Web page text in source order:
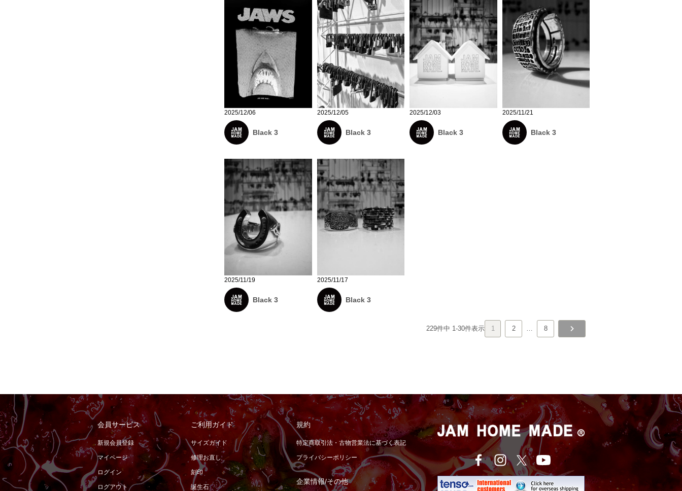
2025/12/06
Black 3
2025/12/05
Black 3
2025/12/03
Black 3
2025/11/21
Black 3
2025/11/19
Black 3
2025/11/17
Black 3
229件中 1 -30件表示 1 2 8
会員サービス
新規会員登録
マイページ
ログイン
ログアウト
ご利用ガイド
サイズガイド
修理お直し
刻印
誕生石
規約
特定商取引法・古物営業法に基づく表記
プライバシーポリシー
企業情報/その他